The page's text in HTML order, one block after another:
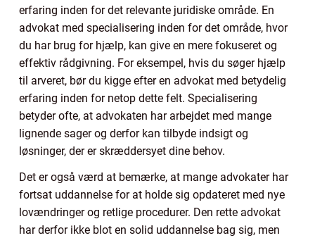
erfaring inden for det relevante juridiske område. En
advokat med specialisering inden for det område, hvor
du har brug for hjælp, kan give en mere fokuseret og
effektiv rådgivning. For eksempel, hvis du søger hjælp
til arveret, bør du kigge efter en advokat med betydelig
erfaring inden for netop dette felt. Specialisering
betyder ofte, at advokaten har arbejdet med mange
lignende sager og derfor kan tilbyde indsigt og
løsninger, der er skræddersyet dine behov.
Det er også værd at bemærke, at mange advokater har
fortsat uddannelse for at holde sig opdateret med nye
lovændringer og retlige procedurer. Den rette advokat
har derfor ikke blot en solid uddannelse bag sig, men